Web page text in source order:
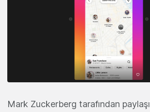
Mark Zuckerberg tarafından